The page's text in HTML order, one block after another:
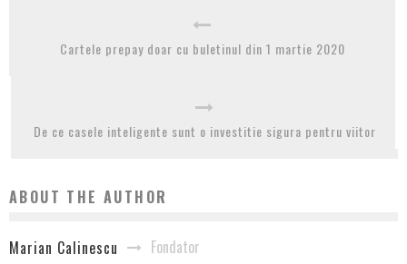
Cartele prepay doar cu buletinul din 1 martie 2020
De ce casele inteligente sunt o investitie sigura pentru viitor
ABOUT THE AUTHOR
Marian Calinescu Fondator